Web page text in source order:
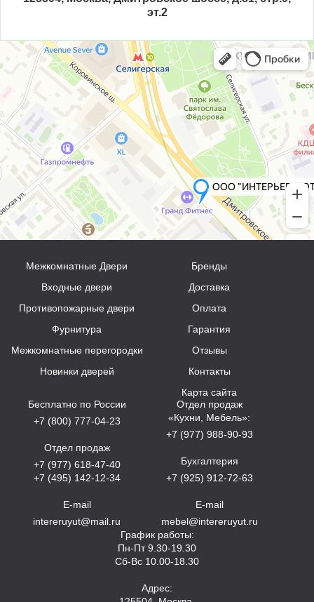
эт.2
Межкомнатные Двери
Входные двери
Противопожарные двери
Фурнитура
Межкомнатные перегородки
Новинки дверей
Бренды
Доставка
Оплата
Гарантия
Отзывы
Контакты
Карта сайта
Бесплатно по России
+7 (800) 777-04-23
Отдел продаж
+7 (977) 618-47-40
+7 (495) 142-12-34
E-mail
intereruyut@mail.ru
Отдел продаж
«Кухни, Мебель»:
+7 (977) 988-90-93
Бухгалтерия
+7 (925) 912-72-63
E-mail
mebel@intereruyut.ru
График работы:
Пн-Пт 9.30-19.30
Сб-Вс 10.00-18.30
Адрес: